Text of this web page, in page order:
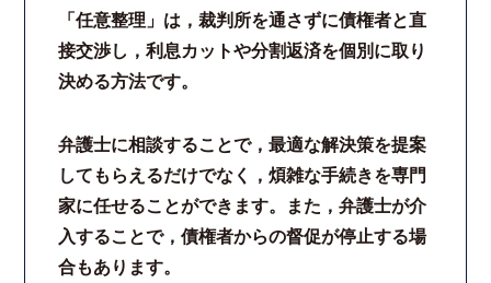
よくあるご質問
お知らせ
弁護士ブログ
「任意整理」は，裁判所を通さずに債権者と直
接交渉し，利息カットや分割返済を個別に取り
決める方法です。
弁護士に相談することで，最適な解決策を提案
してもらえるだけでなく，煩雑な手続きを専門
家に任せることができます。また，弁護士が介
入することで，債権者からの督促が停止する場
合もあります。